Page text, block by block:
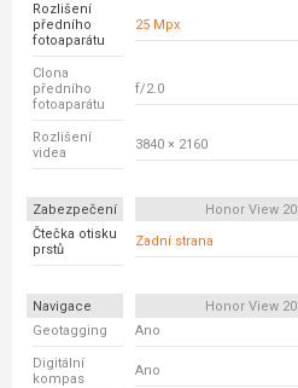
Rozlišení
předního
fotoaparátu
25 Mpx
Clona
předního
fotoaparátu
f/2.0
Rozlišení
videa
3840 × 2160
Zabezpečení Honor View 20
Čtečka otisku
prstů
Zadní strana
Navigace Honor View 20
Geotagging
Ano
Digitální
kompas
Ano